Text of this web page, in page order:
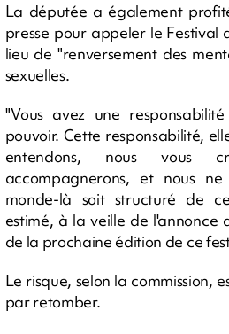
La députée a également
presse pour appeler le Festival
lieu de "renversement des
sexuelles.
"Vous avez une
pouvoir. Cette responsabilité,
entendons, nous vous
accompagnerons, et nous
monde-là soit structuré de
estimé, à la veille de l'annonce
de la prochaine édition de ce
Le risque, selon la commission,
par retomber.